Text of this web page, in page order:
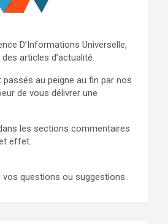
D’Informations Universelle,
articles d’actualité.
au peigne au fin par nos
de vous délivrer une
les sections commentaires
effet.
questions ou suggestions.